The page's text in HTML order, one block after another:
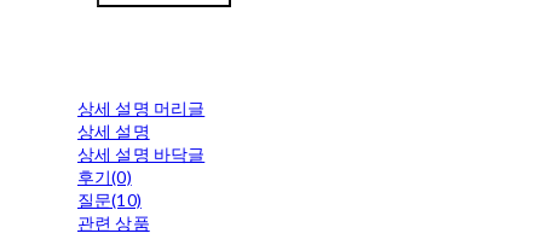
상세 설명 머리글
상세 설명
상세 설명 바닥글
후기(0)
질문(10)
관련 상품